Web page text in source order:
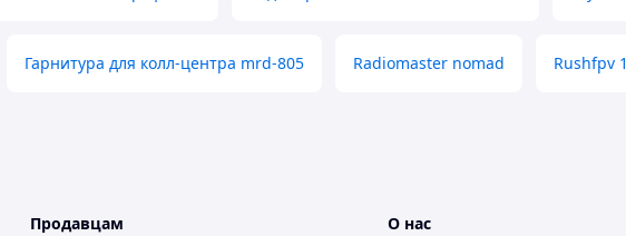
Гарнитура для колл-центра mrd-805 Radiomaster nomad Rushfpv
Продавцам О нас